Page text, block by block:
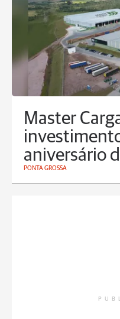
Master
aniversário
PONTA GROSSA